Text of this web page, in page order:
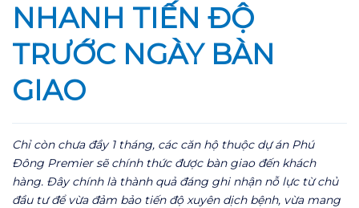
NHANH TIẾN ĐỘ
TRƯỚC NGÀY BÀN
GIAO
Chỉ còn chưa đầy 1 tháng, các căn hộ thuộc dự án Phú
Đông Premier sẽ chính thức được bàn giao đến khách
hàng. Đây chính là thành quả đáng ghi nhận nỗ lực từ chủ
đầu tư để vừa đảm bảo tiến độ xuyên dịch bệnh, vừa mang